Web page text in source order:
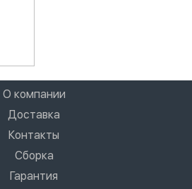
О компании
Доставка
Контакты
Сборка
Гарантия